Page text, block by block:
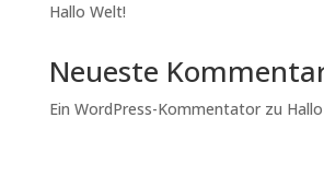
Hallo Welt!
Neueste
Ein WordPress-Kommentatorzu